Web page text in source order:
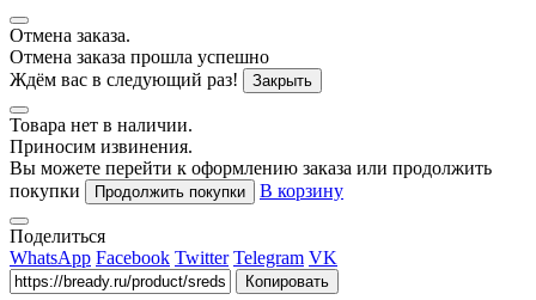
Отмена заказа.
Отмена заказа прошла успешно
Ждём вас в следующий раз!
Закрыть
Товара нет в наличии.
Приносим извинения.
Вы можете перейти к оформлению заказа или продолжить
покупки
Продолжить покупки В корзину
Поделиться
WhatsApp Facebook Twitter Telegram VK
Копировать